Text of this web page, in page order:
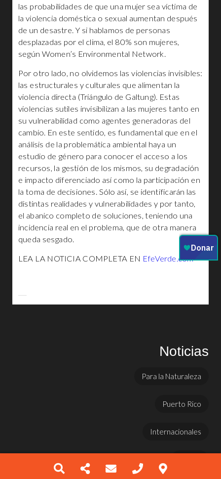
las probabilidades de que una mujer sea víctima de
la violencia doméstica o sexual aumentan después
de un desastre. Y si hablamos de personas
desplazadas por el clima, el 80% son mujeres,
según Women’s Environmental Network.
Por otro lado, no olvidemos las violencias invisibles:
las estructurales y culturales que alimentan la
violencia directa (Triángulo de Galtung). Estas
violencias sutiles invisibilizan a las mujeres tanto en
su vulnerabilidad como agentes generadoras del
cambio. En este sentido, es fundamental que en el
análisis de la problemática ambiental haya un
estudio de género para conocer el acceso a los
recursos, la gestión de los mismos, su degradación
e impacto diferenciado así como la participación en
la toma de decisiones. Sólo así, se identificarán las
distintas realidades y vulnerabilidades y por tanto,
el abanico completo de soluciones, teniendo una
incidencia real en el problema, que de otra manera
queda sesgado.
LEA LA NOTICIA COMPLETA EN EfeVerde.com
Noticias
Para la Naturaleza
Puerto Rico
Internacionales